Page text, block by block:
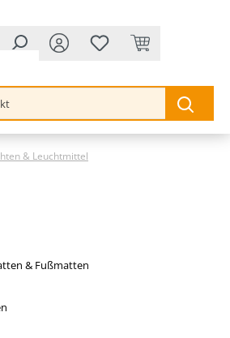
& Leuchtmittel
& Fußmatten